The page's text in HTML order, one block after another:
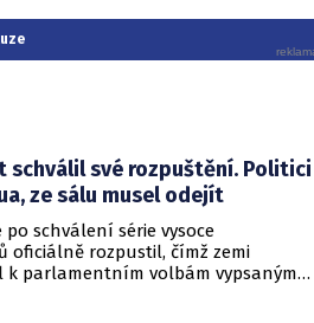
schválil své rozpuštění. Politici
ze sálu musel odejít
schválení série vysoce
oficiálně rozpustil, čímž zemi
k parlamentním volbám vypsaným